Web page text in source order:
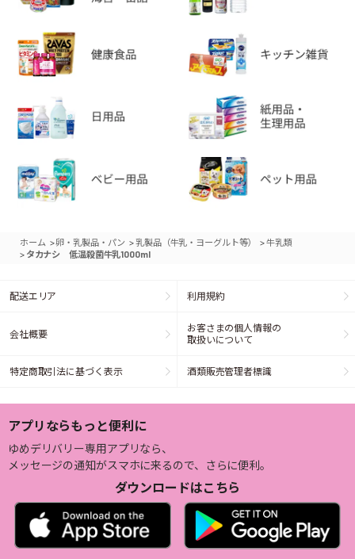
ホーム >卵・乳製品・パン >乳製品（牛乳・ヨーグルト等） >牛乳類
> タカナシ 低温殺菌牛乳1000ml
配送エリア 利用規約
会社概要
お客さまの個人情報の
取扱いについて
特定商取引法に基づく表示 酒類販売管理者標識
アプリならもっと便利に
ゆめデリバリー専用アプリなら、
メッセージの通知がスマホに来るので、さらに便利。
ダウンロードはこちら